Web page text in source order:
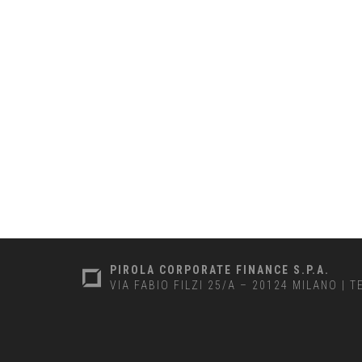
PIROLA CORPORATE FINANCE S.P.A.
VIA FABIO FILZI 25/A – 20124 MILANO